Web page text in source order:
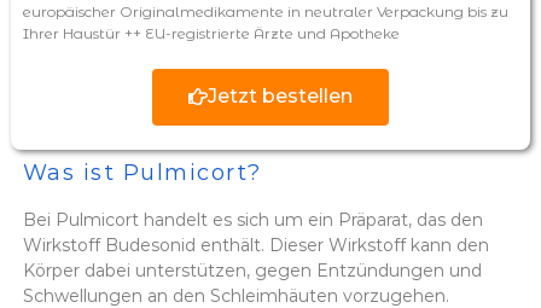
europäischer Originalmedikamente in neutraler Verpackung bis zu
Ihrer Haustür ++ EU-registrierte Ärzte und Apotheke
Jetzt bestellen
Was ist Pulmicort?
Bei Pulmicort handelt es sich um ein Präparat, das den
Wirkstoff Budesonid enthält. Dieser Wirkstoff kann den
Körper dabei unterstützen, gegen Entzündungen und
Schwellungen an den Schleimhäuten vorzugehen.